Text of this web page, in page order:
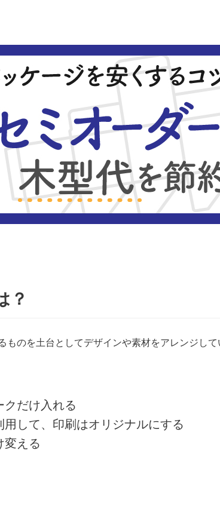
？
ものを土台としてデザインや素材をアレンジして
クだけ入れる
用して、印刷はオリジナルにする
変える